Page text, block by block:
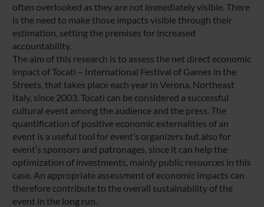
often overlooked as they are not immediately visible. There
is the need to make those impacts visible through their
estimation, setting the premises for increased
accountability.
The aim of this research is to assess the net direct economic
impact of Tocatì – International Festival of Games in the
Streets, that takes place each year in Verona, Northeast
Italy, since 2003. Tocatì can be considered a successful
cultural event among the audience and the press. The
quantification of positive economic externalities of an
event is a useful tool for event’s organizers but also for
event’s sponsors and patronages, since it can help the
optimization of investments, mainly public resources in this
case. An appropriate assessment of economic impacts can
therefore contribute to the overall sustainability of the
event in the long run.